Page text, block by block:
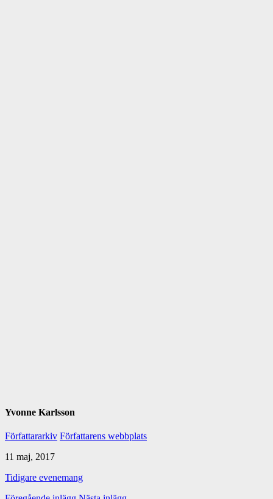
Yvonne Karlsson
Författararkiv Författarens webbplats
11 maj, 2017
Tidigare evenemang